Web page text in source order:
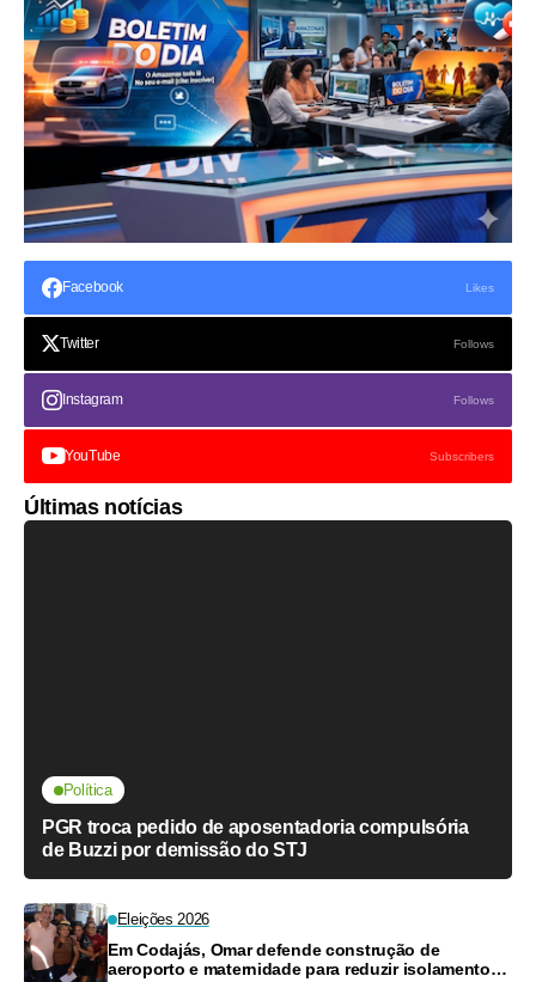
Facebook Likes
Twitter Follows
Instagram Follows
YouTube Subscribers
Últimas notícias
Política
PGR troca pedido de aposentadoria compulsória
de Buzzi por demissão do STJ
Eleições 2026
Em Codajás, Omar defende construção de
aeroporto e maternidade para reduzir isolamento